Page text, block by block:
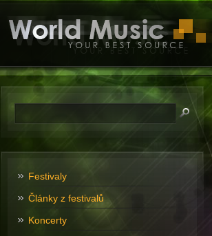
Festivaly
Články z festivalů
Koncerty